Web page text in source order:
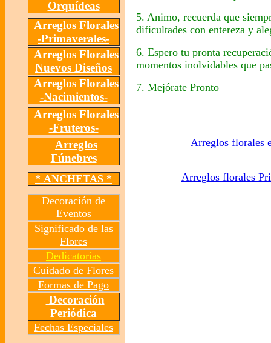
5. Animo, recuerda que
dificultades con entereza y
6. Espero tu pronta
momentos inolvidables que
7. Mejórate Pronto
Arreglos florales
Arreglos florales
Orquídeas
Arreglos Florales
-Primaverales-
Arreglos Florales
Nuevos Diseños
Arreglos Florales
-Nacimientos-
Arreglos Florales
-Fruteros-
Arreglos
Fúnebres
* ANCHETAS *
Decoración de
Eventos
Significado de las
Flores
Dedicatorias
Cuidado de Flores
Formas de Pago
Decoración
Periódica
Fechas Especiales